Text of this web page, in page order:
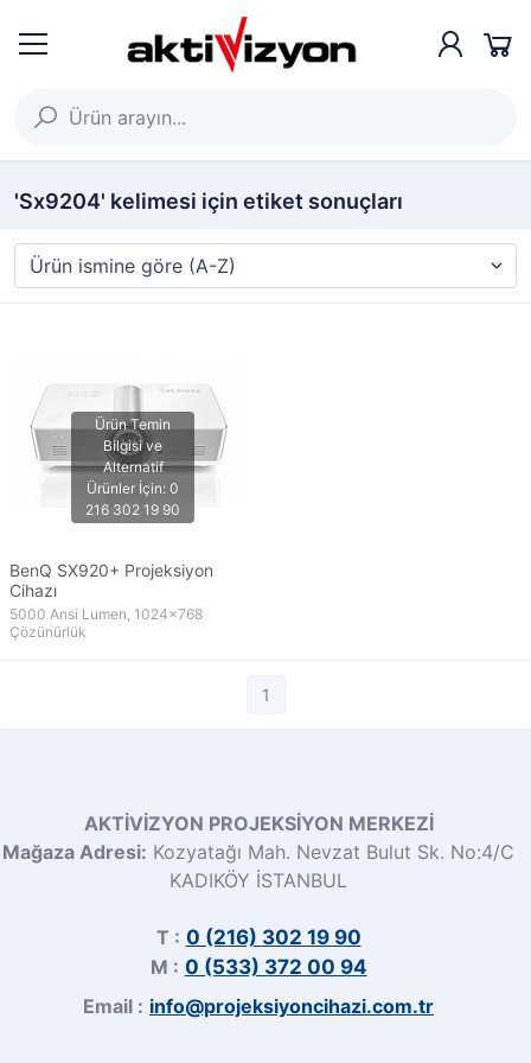
'Sx9204' kelimesi için etiket sonuçları
BenQ SX920+ Projeksiyon
Cihazı
5000 Ansi Lumen, 1024x768
Çözünürlük
1
AKTİVİZYON PROJEKSİYON MERKEZİ
Mağaza Adresi: Kozyatağı Mah. Nevzat Bulut Sk. No:4/C
KADIKÖY İSTANBUL
T : 0 (216) 302 19 90
M : 0 (533) 372 00 94
Email : info@projeksiyoncihazi.com.tr